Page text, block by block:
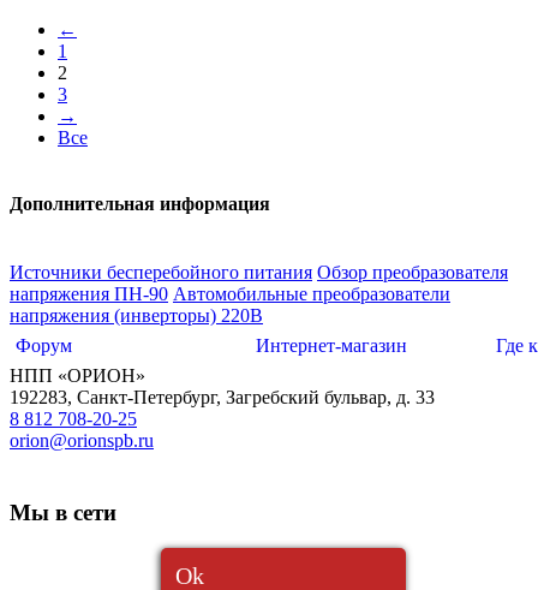
←
1
2
3
→
Все
Дополнительная информация
Источники бесперебойного питания Обзор преобразователя
напряжения ПН-90 Автомобильные преобразователи
напряжения (инверторы) 220В
Форум
Интернет-магазин
Где
НПП «ОРИОН»
192283, Санкт-Петербург, Загребский бульвар, д. 33
8 812 708-20-25
orion@orionspb.ru
Мы в сети
Ok